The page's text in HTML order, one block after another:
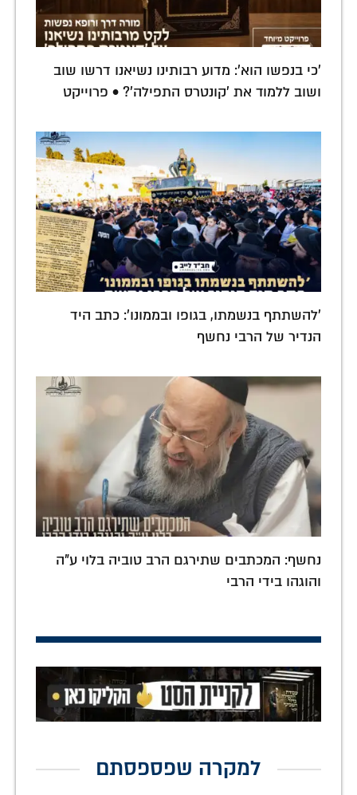
'כי בנפשו הוא': מדוע רבותינו נשיאנו דרשו שוב
ושוב ללמוד את 'קונטרס התפילה'? • פרוייקט
'להשתתף בנשמתו, בגופו ובממונו': כתב היד
הנדיר של הרבי נחשף
נחשף: המכתבים שתירגם הרב טוביה בלוי ע"ה
והוגהו בידי הרבי
למקרה שפספסתם